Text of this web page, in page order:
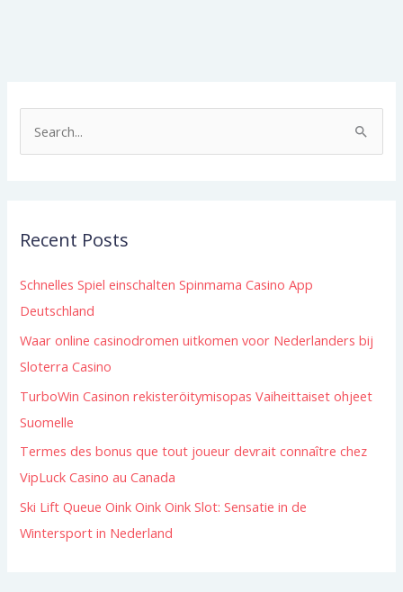
e
c
f
o
r
:
Recent Posts
Schnelles Spiel einschalten Spinmama Casino App
Deutschland
Waar online casinodromen uitkomen voor Nederlanders bij
Sloterra Casino
TurboWin Casinon rekisteröitymisopas Vaiheittaiset ohjeet
Suomelle
Termes des bonus que tout joueur devrait connaître chez
VipLuck Casino au Canada
Ski Lift Queue Oink Oink Oink Slot: Sensatie in de
Wintersport in Nederland